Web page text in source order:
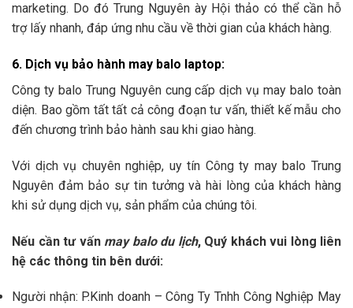
marketing. Do đó Trung Nguyên ày Hội thảo có thể cần hỗ
trợ lấy nhanh, đáp ứng nhu cầu về thời gian của khách hàng.
6. Dịch vụ bảo hành may balo laptop:
Công ty balo Trung Nguyên cung cấp dịch vụ may balo toàn
diện. Bao gồm tất tất cả công đoạn tư vấn, thiết kế mẫu cho
đến chương trình bảo hành sau khi giao hàng.
Với dịch vụ chuyên nghiệp, uy tín Công ty may balo Trung
Nguyên đảm bảo sự tin tưởng và hài lòng của khách hàng
khi sử dụng dịch vụ, sản phẩm của chúng tôi.
Nếu cần tư vấn may balo du lịch, Quý khách vui lòng liên
hệ các thông tin bên dưới:
Người nhận: P.Kinh doanh – Công Ty Tnhh Công Nghiệp May